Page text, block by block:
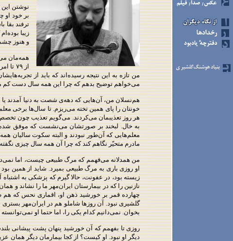
نوشتن
بر خود او
ترفند بقا
زیبا
و هنوز
همه‌مان
از ۷۹
من تازه به این نتیجه رسیده‌اند که باید از
می‌خواهم توضیح بدهم که چرا این همه سال دست کم من
هم‌نسلان من، آن‌هایی که دهه‌ی شصت به دنیا آمدند
خونتان را پای همین تخته می‌ریزم. تا سال‌ها برخی
هر روز تعذیبمان می‌کردند. می‌گویم تعذیب چون
به خال. لبخند بر صورتشان می‌نشست که موفق
معلم‌هایی که آن‌طور نبودند و البته سکوت سالیان
مادرم متحیّر نگاهم کند که چرا آن همه سال چیزی
من همدلانه می‌فهمم که مرگ طبیعی چیست، اما
او روزی باری به مرگ طبیعی بمیرد. شاید از همین
زیسته بود، در عفونت، حالا گیرم که پزشکی به
نازنین را که در بیمارستان ایران‌مهر ما را نشاند و
چهارده قمر بر خورشید ذهن او، اقماری نحس که هم
گلشیری نبود. آن روزها شاملو هم در ایران‌مهر
بخوان. نمی‌دانیم کدام یکی را، اما حتما او
روزی تا بفهمم که آن خورشید پنهان پشت پیشانی
دیگر او نبود. او کیست؟ از کجا بیمارمان دیگر همان